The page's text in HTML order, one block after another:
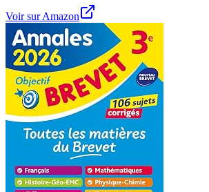
Voir sur Amazon